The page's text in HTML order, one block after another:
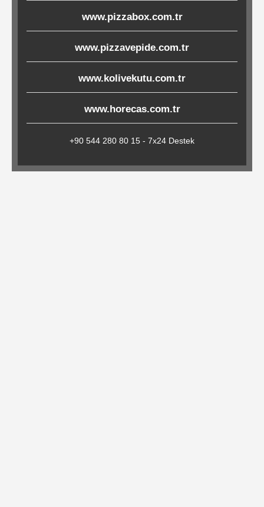
Tepsi
Altlıkları
&
Amerikan
Servisler
www.pizzabox.com.tr
www.pizzavepide.com.tr
www.kolivekutu.com.tr
www.horecas.com.tr
+90 544 280 80 15 - 7x24 Destek